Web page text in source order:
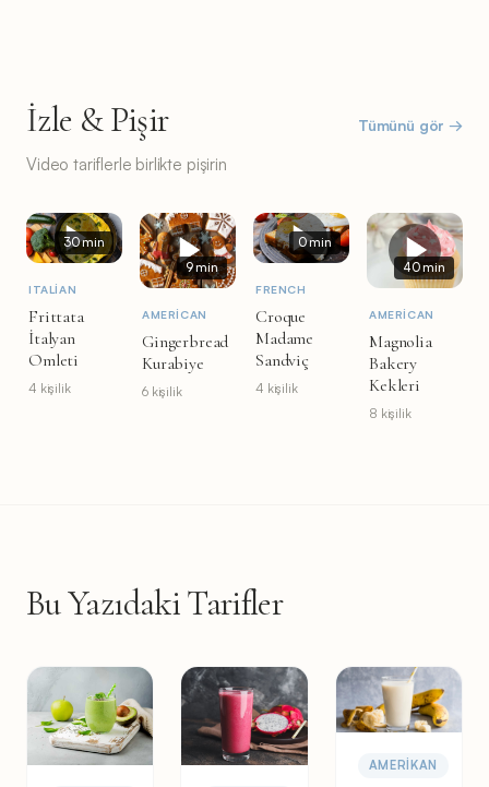
İzle & Pişir
Video tariflerle birlikte pişirin
Tümünü gör →
30 min
ITALIAN
Frittata
İtalyan
Omleti
4 kişilik
9 min
AMERICAN
Gingerbread
Kurabiye
6 kişilik
0 min
FRENCH
Croque
Madame
Sandviç
4 kişilik
40 min
AMERICAN
Magnolia
Bakery
Kekleri
8 kişilik
Bu Yazıdaki Tarifler
AMERIKAN